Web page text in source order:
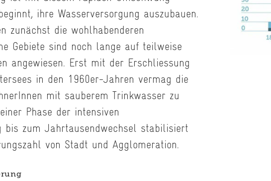
ihre Wasserversorgung auszubauen.
zunächst die wohlhabenderen
Gebiete sind noch lange auf teilweise
angewiesen. Erst mit der Erschliessung
in den 1960er-Jahren vermag die
mit sauberem Trinkwasser zu
Phase der intensiven
bis zum Jahrtausendwechsel stabilisiert
von Stadt und Agglomeration.